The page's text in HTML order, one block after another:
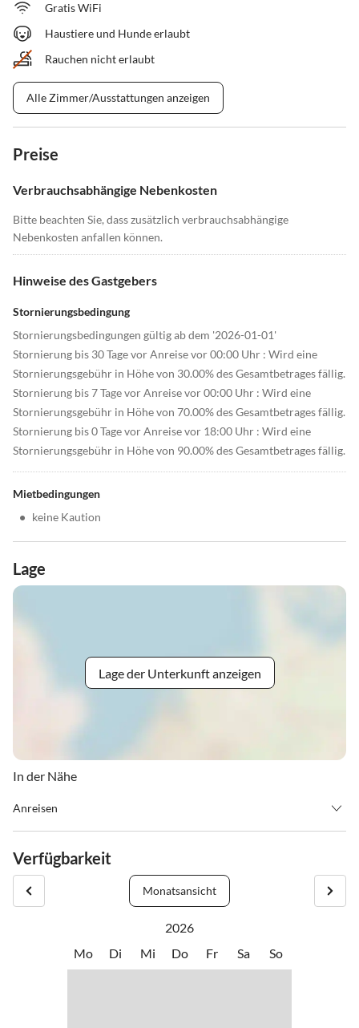
Gratis WiFi
Haustiere und Hunde erlaubt
Rauchen nicht erlaubt
Alle Zimmer/Ausstattungen anzeigen
Preise
Verbrauchsabhängige Nebenkosten
Bitte beachten Sie, dass zusätzlich verbrauchsabhängige
Nebenkosten anfallen können.
Hinweise des Gastgebers
Stornierungsbedingung
Stornierungsbedingungen gültig ab dem '2026-01-01'
Stornierung bis 30 Tage vor Anreise vor 00:00 Uhr : Wird eine
Stornierungsgebühr in Höhe von 30.00% des Gesamtbetrages fällig.
Stornierung bis 7 Tage vor Anreise vor 00:00 Uhr : Wird eine
Stornierungsgebühr in Höhe von 70.00% des Gesamtbetrages fällig.
Stornierung bis 0 Tage vor Anreise vor 18:00 Uhr : Wird eine
Stornierungsgebühr in Höhe von 90.00% des Gesamtbetrages fällig.
Mietbedingungen
• keine Kaution
Lage
Lage der Unterkunft anzeigen
In der Nähe
Anreisen
Verfügbarkeit
Monatsansicht
2026
Mo
Di Mi Do Fr Sa So